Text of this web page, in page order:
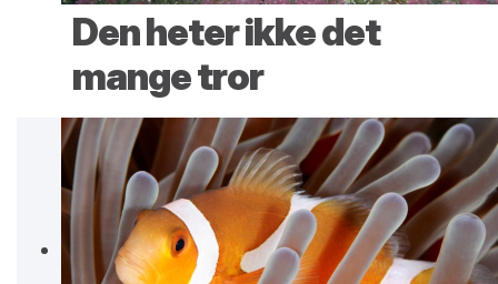
Den heter ikke det
mange tror